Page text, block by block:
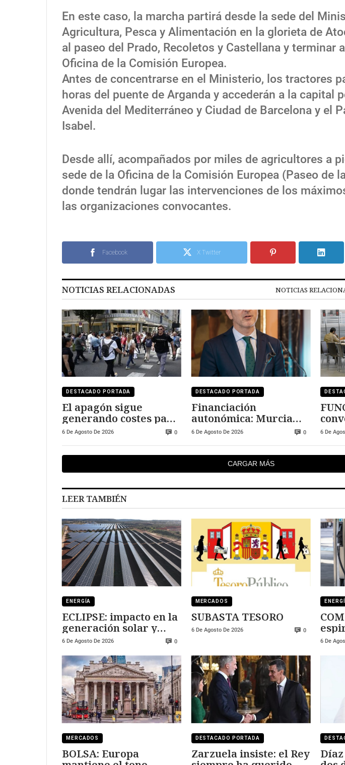
En este caso, la marcha partirá desde la sede del
Agricultura, Pesca y Alimentación en la glorieta de
al paseo del Prado, Recoletos y Castellana y terminar
Oficina de la Comisión Europea.
Antes de concentrarse en el Ministerio, los tractores
horas del puente de Arganda y accederán a la capital
Avenida del Mediterráneo y Ciudad de Barcelona y el
Isabel.
Desde allí, acompañados por miles de agricultores a
sede de la Oficina de la Comisión Europea (Paseo de
donde tendrán lugar las intervenciones de los
las organizaciones convocantes.
Facebook X Twitter
NOTICIAS RELACIONADAS NOTICIAS
DESTACADO PORTADA
El apagón sigue
generando costes para
Red Eléctrica de
6 De Agosto De 2026 0
DESTACADO PORTADA
Financiación
autonómica: Murcia
sigue a la cola y
solidaridad
6 De Agosto De 2026 0 6 De
CARGAR MÁS
LEER TAMBIÉN
ENERGÍA
ECLIPSE: impacto en la
generación solar y
fotovoltaica
6 De Agosto De 2026 0
MERCADOS
SUBASTA TESORO
6 De Agosto De 2026 0
6 De
MERCADOS
BOLSA: Europa
DESTACADO PORTADA
Zarzuela insiste: el Rey